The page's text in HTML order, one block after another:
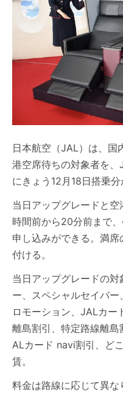
日本航空（JAL）は、国
港空席待ちの対象者を
にきょう12月18日搭乗分
当日アップグレードと
時間前から20分前まで
申し込みができる。満
付ける。
当日アップグレードの
ー、スペシャルセイバ
ロモーション、JALカー
離島割引、特定路線離
ALカード navi割引、ど
賃。
料金は路線に応じて異な